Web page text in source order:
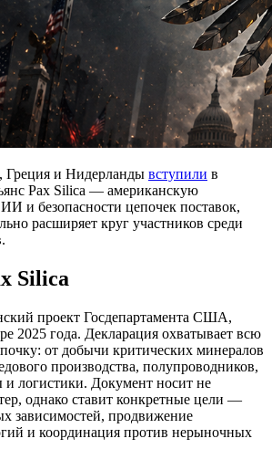
Греция и Нидерланды вступили в
Pax Silica — американскую
и безопасности цепочек поставок,
расширяет круг участников среди
Silica
проект Госдепартамента США,
2025 года. Декларация охватывает всю
от добычи критических минералов
производства, полупроводников,
логистики. Документ носит не
однако ставит конкретные цели —
зависимостей, продвижение
и координация против нерыночных